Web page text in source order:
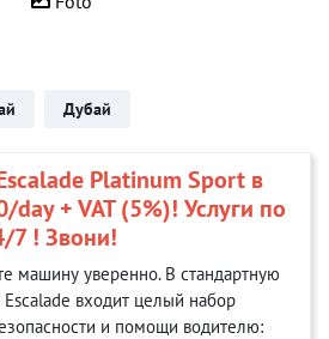
Дубай
Platinum Sport в
day + VAT (5%)! Услуги по
7 ! Звони!
машину уверенно. В стандартную
входит целый набор
и помощи водителю: